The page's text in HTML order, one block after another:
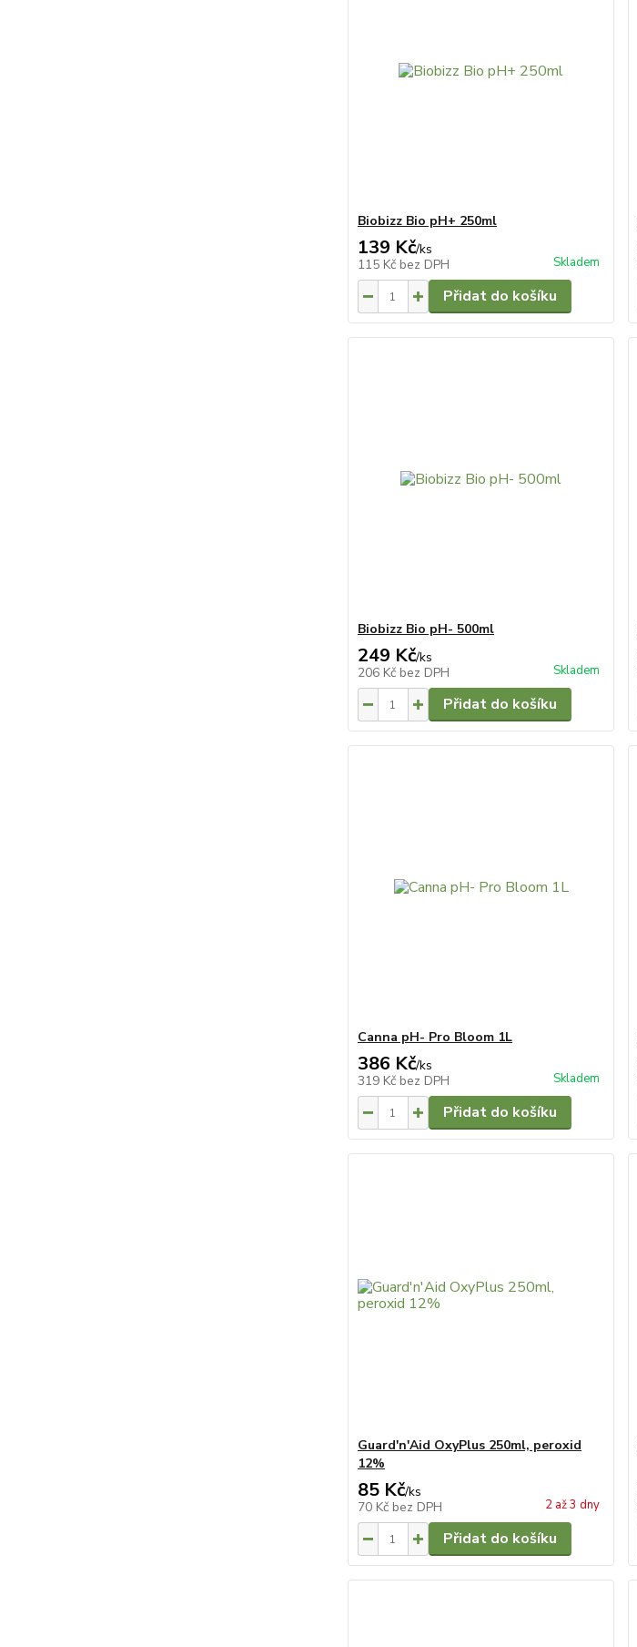
Biobizz Bio pH+ 250ml
139 Kč/ks
115 Kč bez DPH Skladem
Přidat do košíku
Biobizz Bio pH- 500ml
249 Kč/ks
206 Kč bez DPH Skladem
Přidat do košíku
Canna pH- Pro Bloom 1L
386 Kč/ks
319 Kč bez DPH Skladem
Přidat do košíku
Guard'n'Aid OxyPlus 250ml, peroxid
12%
85 Kč/ks
70 Kč bez DPH 2 až 3 dny
Přidat do košíku